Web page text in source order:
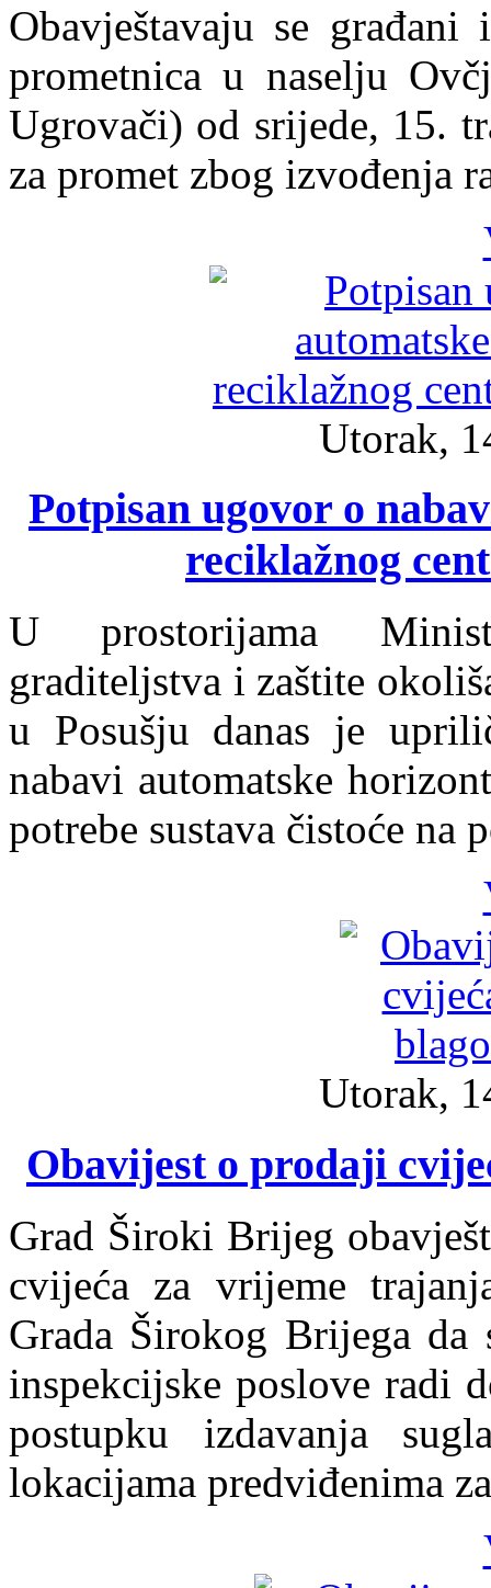
Obavještavaju se
prometnica u naselju
Ugrovači) od srijede, 15.
za promet zbog izvođenja
Utorak,
Potpisan ugovor o
reciklažnog
U prostorijama
graditeljstva i zaštite
u Posušju danas je
nabavi automatske
potrebe sustava čistoće na
Utorak,
Obavijest o prodaji
Grad Široki Brijeg
cvijeća za vrijeme
Grada Širokog Brijega da
inspekcijske poslove radi
postupku izdavanja
lokacijama predviđenima